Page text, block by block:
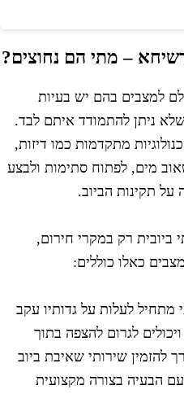
– מתי הם נחוצים?
למצבים בהם יש בעיות
ניתן להתמודד איתם לבד.
מתקדמות כמו דיזות,
מים, לפתוח סתימות ולבצע
תקינות הביוב.
ביובית רק במקרי חירום,
כאלו כוללים:
לעלות על גדותיו עקב
לגרום להצפה בתוך
להזמין שירותי שאיבת ביוב
הבעיה בצורה מקצועית